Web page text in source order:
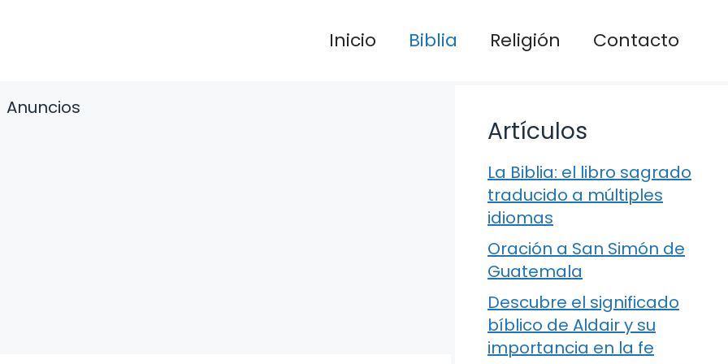
Inicio Biblia Religión Contacto
Anuncios
Artículos
La Biblia: el libro sagrado
traducido a múltiples
idiomas
Oración a San Simón de
Guatemala
Descubre el significado
bíblico de Aldair y su
importancia en la fe